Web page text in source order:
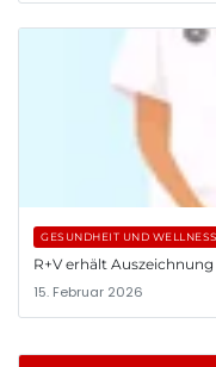
GESUNDHEIT UND WELLNESS
R+V erhält
15. Februar 2026